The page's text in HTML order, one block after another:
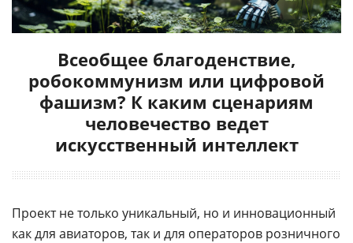
Всеобщее благоденствие,
робокоммунизм или цифровой
фашизм? К каким сценариям
человечество ведет
искусственный интеллект
Проект не только уникальный, но и инновационный
как для авиаторов, так и для операторов розничного